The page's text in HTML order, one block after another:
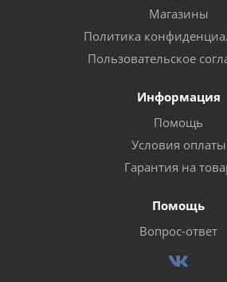
Магазины
Политика
Пользовательское
Информация
Помощь
Условия оплаты
Гарантия на
Помощь
Вопрос-ответ